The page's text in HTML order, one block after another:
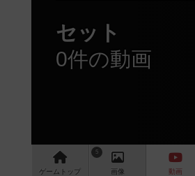
セット
0件の動画
ゲーム トップ
5
画像 動画